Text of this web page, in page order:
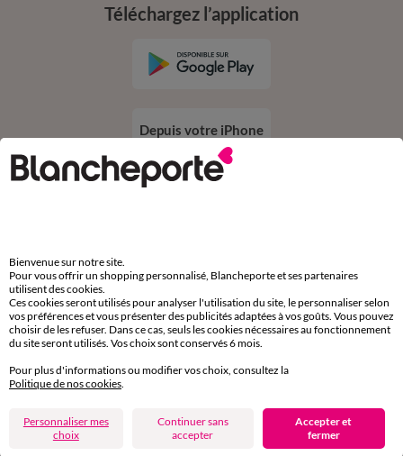
Téléchargez l’application
Depuis votre iPhone
Commande
Commander par référence catalogue
Retours gratuits en Point Relais®
Bienvenue sur notre site.
Pour vous offrir un shopping personnalisé, Blancheporte et ses partenaires
utilisent des cookies.
Ces cookies seront utilisés pour analyser l'utilisation du site, le personnaliser selon
vos préférences et vous présenter des publicités adaptées à vos goûts. Vous pouvez
choisir de les refuser. Dans ce cas, seuls les cookies nécessaires au fonctionnement
du site seront utilisés. Vos choix sont conservés 6 mois.
Pour plus d'informations ou modifier vos choix, consultez la
Politique de nos cookies
Personnaliser mes
choix
Continuer sans
accepter
Accepter et
fermer